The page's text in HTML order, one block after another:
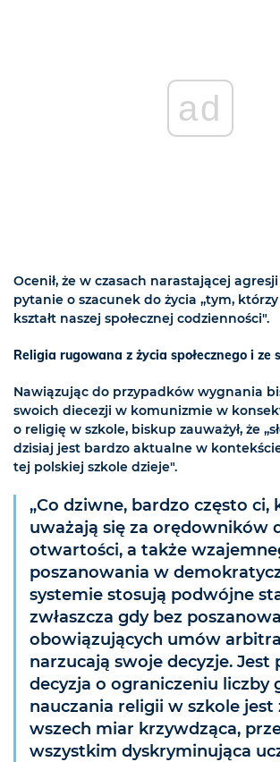
ad
Ocenił, że w czasach narastającej
pytanie o szacunek do życia „tym,
kształt naszej społecznej codzienności".
Religia rugowana z życia społecznego i ze
Nawiązując do przypadków wygnania
swoich diecezji w komunizmie w
o religię w szkole, biskup zauważył, że
dzisiaj jest bardzo aktualne w
tej polskiej szkole dzieje".
„Co dziwne, bardzo często ci,
uważają się za orędowników
otwartości, a także
poszanowania w
systemie stosują podwójne
zwłaszcza gdy bez
obowiązujących umów
narzucają swoje decyzje. Jest
decyzja o ograniczeniu liczby
nauczania religii w szkole jest
wszech miar krzywdząca,
wszystkim dyskryminująca